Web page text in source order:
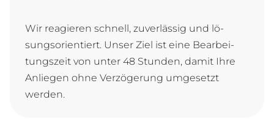
Wir re­a­gie­ren schnell, zu­ver­läs­sig und lö­
sungs­ori­en­tiert. Un­ser Ziel ist ei­ne Be­ar­bei­
tungs­zeit von un­ter 48 Stun­den, da­mit Ih­re
An­lie­gen oh­ne Ver­zö­ge­rung um­ge­setzt
werden.